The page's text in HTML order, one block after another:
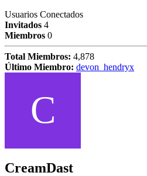
Usuarios Conectados
Invitados 4
Miembros 0
Total Miembros: 4,878
Último Miembro: devon_hendryx
C
CreamDast